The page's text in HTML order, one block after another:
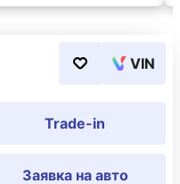
VIN
Trade-in
Заявка на авто